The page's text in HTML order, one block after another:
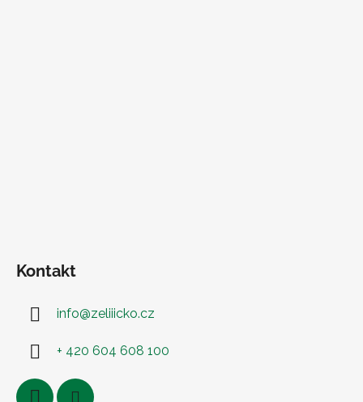
Kontakt
info@zeliiicko.cz
+ 420 604 608 100